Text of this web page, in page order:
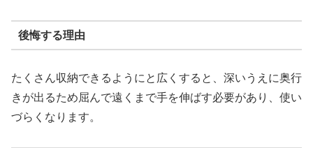
後悔する理由
たくさん収納できるようにと広くすると、深いうえに奥行
きが出るため屈んで遠くまで手を伸ばす必要があり、使い
づらくなります。